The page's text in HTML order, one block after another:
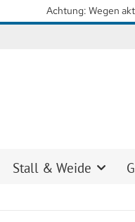
mit Hochdruck daran, so
Stall & Weide